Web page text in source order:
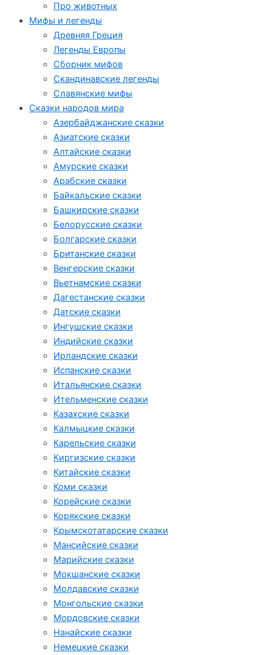
Про животных
Мифы и легенды
Древняя Греция
Легенды Европы
Сборник мифов
Скандинавские легенды
Славянские мифы
Сказки народов мира
Азербайджанские сказки
Азиатские сказки
Алтайские сказки
Амурские сказки
Арабские сказки
Байкальские сказки
Башкирские сказки
Белорусские сказки
Болгарские сказки
Британские сказки
Венгерские сказки
Вьетнамские сказки
Дагестанские сказки
Датские сказки
Ингушские сказки
Индийские сказки
Ирландские сказки
Испанские сказки
Итальянские сказки
Ительменские сказки
Казахские сказки
Калмыцкие сказки
Карельские сказки
Киргизские сказки
Китайские сказки
Коми сказки
Корейские сказки
Корякские сказки
Крымскотатарские сказки
Мансийские сказки
Марийские сказки
Мокшанские сказки
Молдавские сказки
Монгольские сказки
Мордовские сказки
Нанайские сказки
Немецкие сказки